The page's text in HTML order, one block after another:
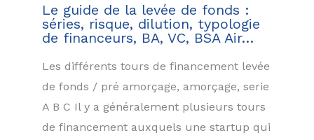
Le guide de la levée de fonds :
séries, risque, dilution, typologie
de financeurs, BA, VC, BSA Air…
Les différents tours de financement levée
de fonds / pré amorçage, amorçage, serie
A B C Il y a généralement plusieurs tours
de financement auxquels une startup qui